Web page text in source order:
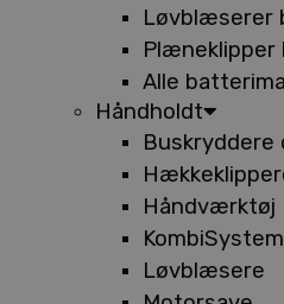
Løvblæserer
Plæneklipper
Alle
Håndholdt
Buskryddere
Håndværktøj
KombiSystem
Løvblæsere